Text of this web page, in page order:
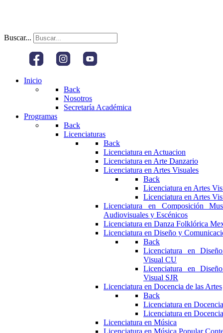
Buscar...
Inicio
Back
Nosotros
Secretaría Académica
Programas
Back
Licenciaturas
Back
Licenciatura en Actuacion
Licenciatura en Arte Danzario
Licenciatura en Artes Visuales
Back
Licenciatura en Artes
Licenciatura en Artes
Licenciatura en Composición
Audiovisuales y Escénicos
Licenciatura en Danza Folklórica
Licenciatura en Diseño y
Back
Licenciatura en
Visual CU
Licenciatura en
Visual SJR
Licenciatura en Docencia de las Artes
Back
Licenciatura en
Licenciatura en
Licenciatura en Música
Licenciatura en Música Popular